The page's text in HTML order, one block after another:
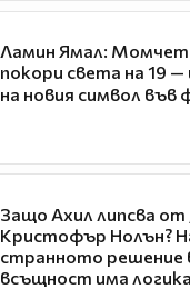
Ламин Ямал:
покори света на 19
на новия символ във
Защо Ахил липсва от
Кристофър Нолън?
странното решение
всъщност има логика